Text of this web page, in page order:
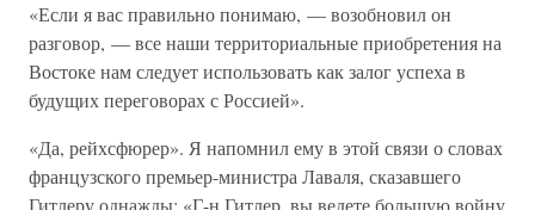
«Если я вас правильно понимаю, — возобновил он
разговор, — все наши территориальные приобретения на
Востоке нам следует использовать как залог успеха в
будущих переговорах с Россией».
«Да, рейхсфюрер». Я напомнил ему в этой связи о словах
французского премьер-министра Лаваля, сказавшего
Гитлеру однажды: «Г-н Гитлер, вы ведете большую войну